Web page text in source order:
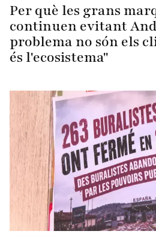
Per què les grans
continuen evitant
problema no són els
és l'ecosistema"